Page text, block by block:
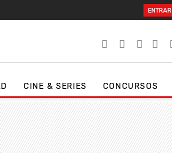
ENTRAR
CINE & SERIES CONCURSOS